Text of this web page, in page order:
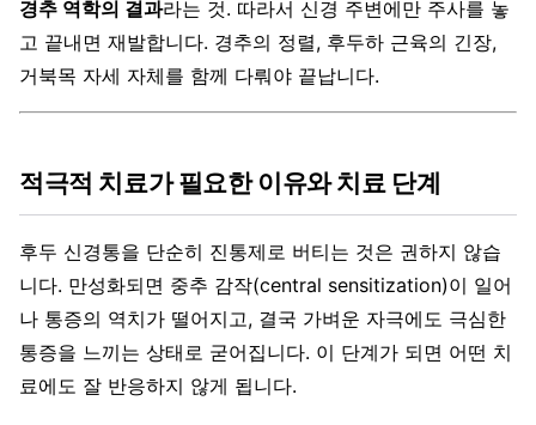
경추 역학의 결과라는 것. 따라서 신경 주변에만 주사를 놓
고 끝내면 재발합니다. 경추의 정렬, 후두하 근육의 긴장,
거북목 자세 자체를 함께 다뤄야 끝납니다.
적극적 치료가 필요한 이유와 치료 단계
후두 신경통을 단순히 진통제로 버티는 것은 권하지 않습
니다. 만성화되면 중추 감작(central sensitization)이 일어
나 통증의 역치가 떨어지고, 결국 가벼운 자극에도 극심한
통증을 느끼는 상태로 굳어집니다. 이 단계가 되면 어떤 치
료에도 잘 반응하지 않게 됩니다.